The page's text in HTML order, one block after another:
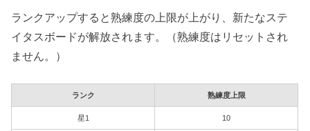
ランクアップすると熟練度の上限が上がり、新たなステ
イタスボードが解放されます。（熟練度はリセットされ
ません。）
ランク 熟練度上限
星1 10